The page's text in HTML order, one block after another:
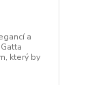
a
který by